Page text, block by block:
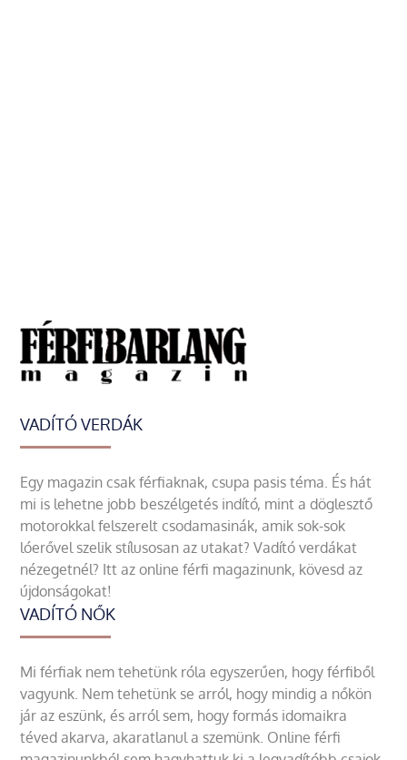
VADÍTÓ VERDÁK
Egy magazin csak férfiaknak, csupa pasis téma. És hát
mi is lehetne jobb beszélgetés indító, mint a döglesztő
motorokkal felszerelt csodamasinák, amik sok-sok
lóerővel szelik stílusosan az utakat? Vadító verdákat
nézegetnél? Itt az online férfi magazinunk, kövesd az
újdonságokat!
VADÍTÓ NŐK
Mi férfiak nem tehetünk róla egyszerűen, hogy férfiből
vagyunk. Nem tehetünk se arról, hogy mindig a nőkön
jár az eszünk, és arról sem, hogy formás idomaikra
téved akarva, akaratlanul a szemünk. Online férfi